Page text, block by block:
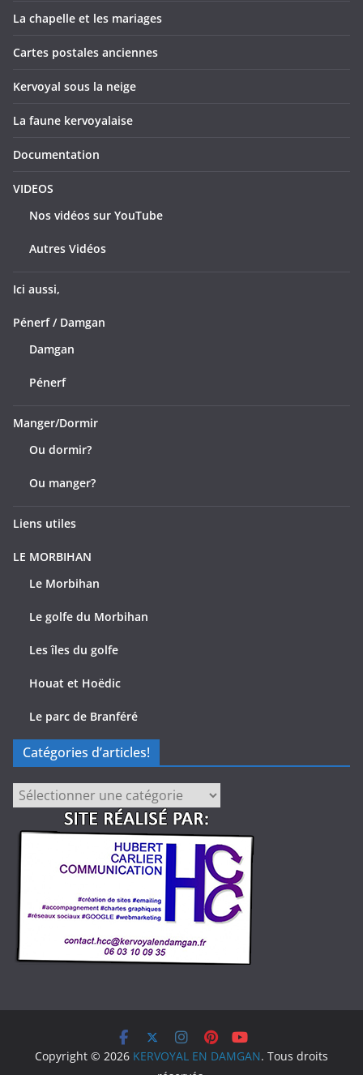
La chapelle et les mariages
Cartes postales anciennes
Kervoyal sous la neige
La faune kervoyalaise
Documentation
VIDEOS
Nos vidéos sur YouTube
Autres Vidéos
Ici aussi,
Pénerf / Damgan
Damgan
Pénerf
Manger/Dormir
Ou dormir?
Ou manger?
Liens utiles
LE MORBIHAN
Le Morbihan
Le golfe du Morbihan
Les îles du golfe
Houat et Hoëdic
Le parc de Branféré
Catégories d’articles!
Catégories
Copyright © 2026 KERVOYAL EN DAMGAN. Tous droits